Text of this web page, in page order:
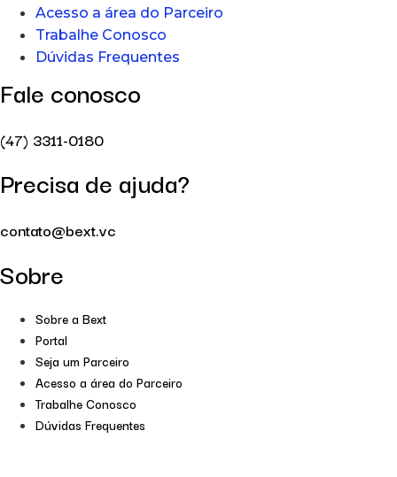
Acesso a área do Parceiro
Trabalhe Conosco
Dúvidas Frequentes
Fale conosco
(47) 3311-0180
Precisa de ajuda?
contato@bext.vc
Sobre
Sobre a Bext
Portal
Seja um Parceiro
Acesso a área do Parceiro
Trabalhe Conosco
Dúvidas Frequentes